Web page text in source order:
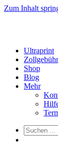
Zum Inhalt
Ultraprint
Shop
Blog
Mehr